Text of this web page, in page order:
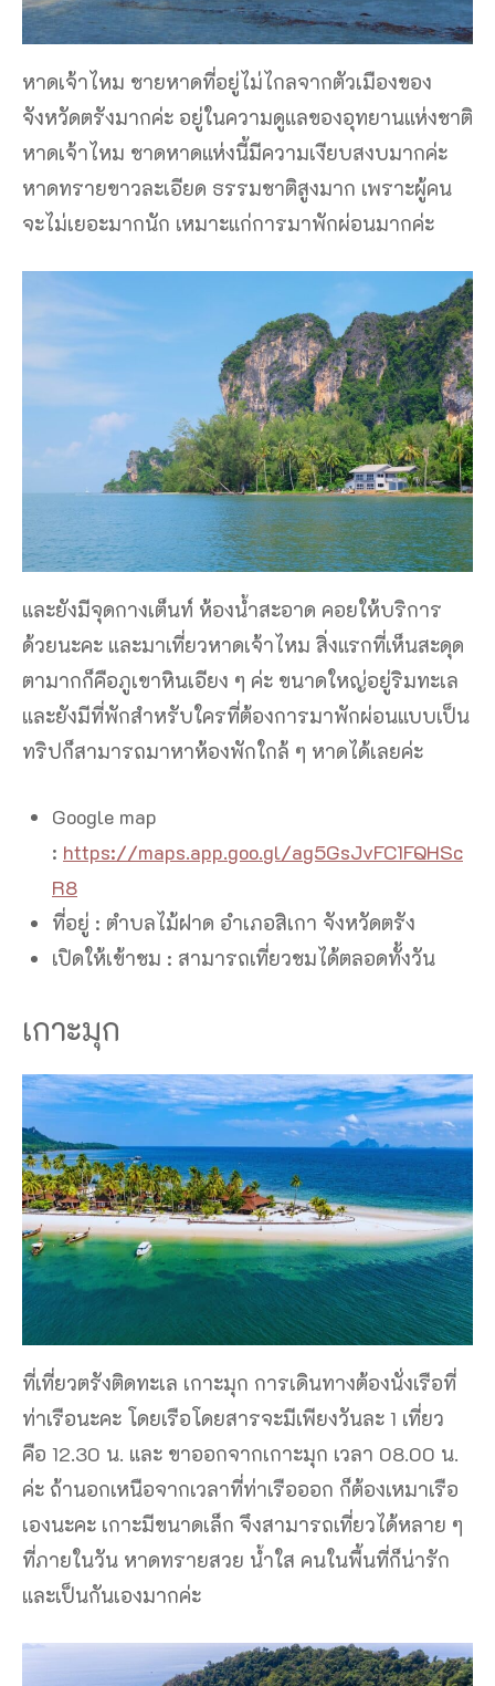
หาดเจ้าไหม ชายหาดที่อยู่ไม่ไกลจากตัวเมืองของ
จังหวัดตรังมากค่ะ อยู่ในความดูแลของอุทยานแห่งชาติ
หาดเจ้าไหม ชาดหาดแห่งนี้มีความเงียบสงบมากค่ะ
หาดทรายขาวละเอียด ธรรมชาติสูงมาก เพราะผู้คน
จะไม่เยอะมากนัก เหมาะแก่การมาพักผ่อนมากค่ะ
และยังมีจุดกางเต็นท์ ห้องน้ําสะอาด คอยให้บริการ
ด้วยนะคะ และมาเที่ยวหาดเจ้าไหม สิ่งแรกที่เห็นสะดุด
ตามากก็คือภูเขาหินเอียง ๆ ค่ะ ขนาดใหญ่อยู่ริมทะเล
และยังมีที่พักสําหรับใครที่ต้องการมาพักผ่อนแบบเป็น
ทริปก็สามารถมาหาห้องพักใกล้ ๆ หาดได้เลยค่ะ
Google map
: https://maps.app.goo.gl/ag5GsJvFC1FQHSc
R8
ที่อยู่ : ตําบลไม้ฝาด อําเภอสิเกา จังหวัดตรัง
เปิดให้เข้าชม : สามารถเที่ยวชมได้ตลอดทั้งวัน
เกาะมุก
ที่เที่ยวตรังติดทะเล เกาะมุก การเดินทางต้องนั่งเรือที่
ท่าเรือนะคะ โดยเรือโดยสารจะมีเพียงวันละ 1 เที่ยว
คือ 12.30 น. และ ขาออกจากเกาะมุก เวลา 08.00 น.
ค่ะ ถ้านอกเหนือจากเวลาที่ท่าเรือออก ก็ต้องเหมาเรือ
เองนะคะ เกาะมีขนาดเล็ก จึงสามารถเที่ยวได้หลาย ๆ
ที่ภายในวัน หาดทรายสวย น้ําใส คนในพื้นที่ก็น่ารัก
และเป็นกันเองมากค่ะ